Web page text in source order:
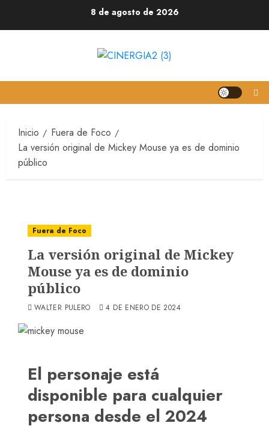
8 de agosto de 2026
Inicio
Fuera de Foco
La versión original de Mickey Mouse ya es de dominio
público
Fuera de Foco
La versión original de Mickey
Mouse ya es de dominio
público
WALTER PULERO 4 DE ENERO DE 2024
El personaje está
disponible para cualquier
persona desde el 2024